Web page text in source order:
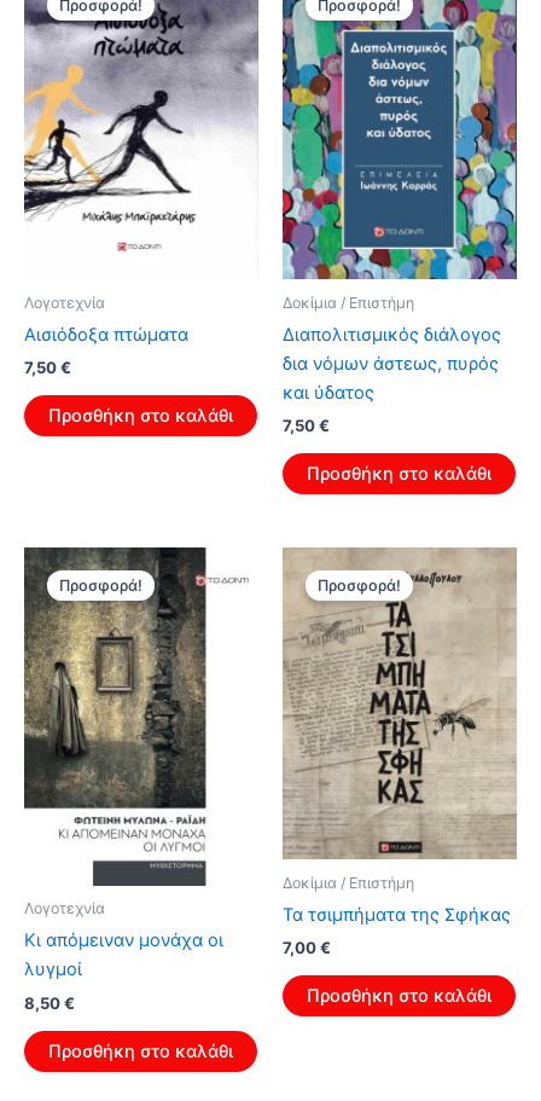
Προσφορά!
Λογοτεχνία
Αισιόδοξα πτώματα
Original
was:
12,00 €.
7,50€
τιμή
είναι:
Προσθήκη στο καλάθι
Προσφορά!
Δοκίμια / Επιστήμη
Διαπολιτισμικός διάλογος
δια νόμων άστεως, πυρός
και ύδατος
Original
was:
12,00 €.
7,50€
τιμή
είναι:
Προσθήκη στο καλάθι
Προσφορά!
Λογοτεχνία
Κι απόμειναν μονάχα οι
λυγμοί
Original
was:
13,60 €.
8,50€
τιμή
είναι:
Προσθήκη στο καλάθι
Προσφορά!
Δοκίμια / Επιστήμη
Τα τσιμπήματα της Σφήκας
Original
was:
11,20 €.
7,00€
τιμή
είναι:
Προσθήκη στο καλάθι